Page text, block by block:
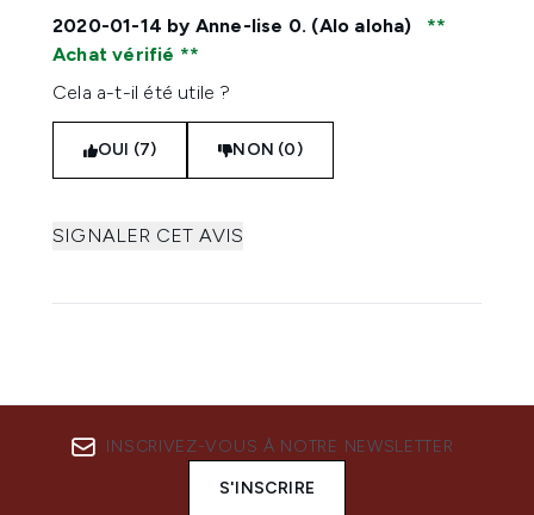
2020-01-14 by Anne-lise 0. (Alo aloha)
Achat vérifié
Cela a-t-il été utile ?
OUI (7) NON (0)
SIGNALER CET AVIS
INSCRIVEZ-VOUS À NOTRE NEWSLETTER
S'INSCRIRE